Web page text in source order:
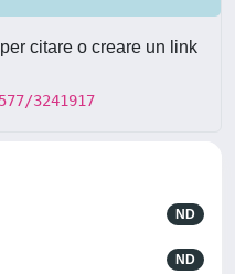
citare o creare un link
3241917
ND
ND